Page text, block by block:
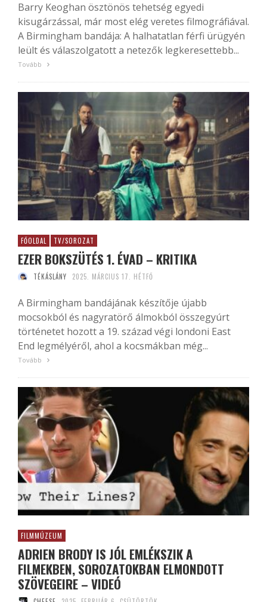
Barry Keoghan ösztönös tehetség egyedi
kisugárzással, már most elég veretes filmográfiával.
A Birmingham bandája: A halhatatlan férfi ürügyén
leült és válaszolgatott a netezők legkeresettebb...
Tovább
FŐOLDAL TV/SOROZAT
EZER BOKSZÜTÉS 1. ÉVAD – KRITIKA
TÉKÁSLÁNY 2025. MÁRCIUS 17. HÉTFŐ
A Birmingham bandájának készítője újabb
mocsokból és nagyratörő álmokból összegyúrt
történetet hozott a 19. század végi londoni East
End legmélyéről, ahol a kocsmákban még...
Tovább
FILMMÚZEUM
ADRIEN BRODY IS JÓL EMLÉKSZIK A
FILMEKBEN, SOROZATOKBAN ELMONDOTT
SZÖVEGEIRE – VIDEÓ